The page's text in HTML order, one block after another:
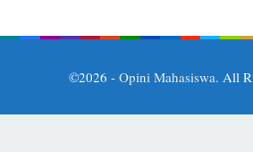
©2026 - Opini Mahasiswa. All